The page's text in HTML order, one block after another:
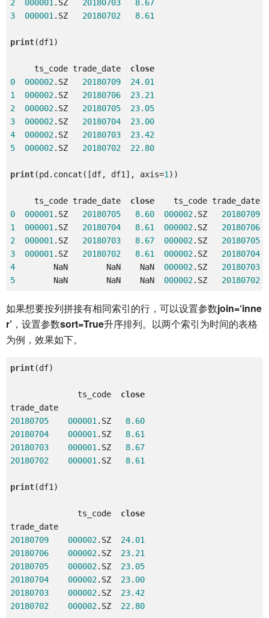
2 000001 .SZ 20180703
8.67
3
000001 .SZ 20180702 8.61
print(df1)
ts_code trade_date close
0
000002.SZ 20180709
24.01
1
000002.SZ 20180706
23.21
2
000002.SZ 20180705
23.05
3
000002.SZ 20180704
23.00
4
000002.SZ 20180703
23.42
5
000002.SZ 20180702 22.80
print(pd.concat([df, df1], axis=1 ))
ts_code trade_date close ts_code trade_date
0
000001 .SZ 20180705 8.60 000002.SZ 20180709
1
000001 .SZ 20180704 8.61 000002.SZ 20180706
2
000001 .SZ 20180703 8.67 000002.SZ 20180705
3
000001 .SZ 20180702 8.61 000002.SZ 20180704
4 NaN        NaN    NaN 000002.SZ 20180703
5 NaN        NaN    NaN 000002.SZ 20180702
如果想要按列拼接有相同索引的行，可以设置参数join=‘inne
r’ ，设置参数sort=True升序排列。以两个索引为时间的表格
为例，效果如下。
print(df)
ts_code close
20180705
000001 .SZ 8.60
20180704
000001 .SZ 8.61
20180703
000001 .SZ 8.67
20180702
000001 .SZ 8.61
print(df1)
ts_code close
20180709
000002.SZ 24.01
20180706
000002.SZ 23.21
20180705
000002.SZ 23.05
20180704
000002.SZ 23.00
20180703
000002.SZ 23.42
20180702
000002.SZ 22.80